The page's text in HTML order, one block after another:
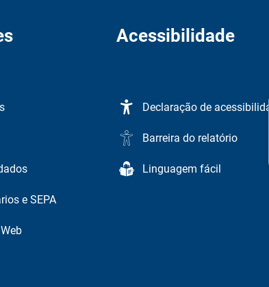
e SEPA
Acessibilidade
Declaração de
Barreira do relatório
Linguagem fácil